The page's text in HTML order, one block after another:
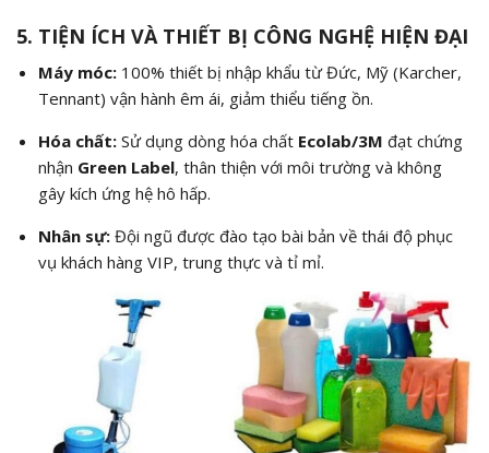
5. TIỆN ÍCH VÀ THIẾT BỊ CÔNG NGHỆ HIỆN ĐẠI
Máy móc:100% thiết bị nhập khẩu từ Đức, Mỹ (Karcher,
Tennant) vận hành êm ái, giảm thiểu tiếng ồn.
Hóa chất:Sử dụng dòng hóa chất Ecolab/3M đạt chứng
nhận Green Label, thân thiện với môi trường và không
gây kích ứng hệ hô hấp.
Nhân sự:Đội ngũ được đào tạo bài bản về thái độ phục
vụ khách hàng VIP, trung thực và tỉ mỉ.